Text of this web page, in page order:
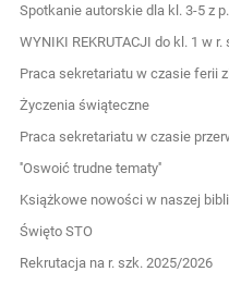
Spotkanie autorskie dla kl. 3-5 z
WYNIKI REKRUTACJI do kl. 1 w
Praca sekretariatu w czasie ferii
Życzenia świąteczne
Praca sekretariatu w czasie
''Oswoić trudne tematy''
Książkowe nowości w naszej
Święto STO
Rekrutacja na r. szk. 2025/2026